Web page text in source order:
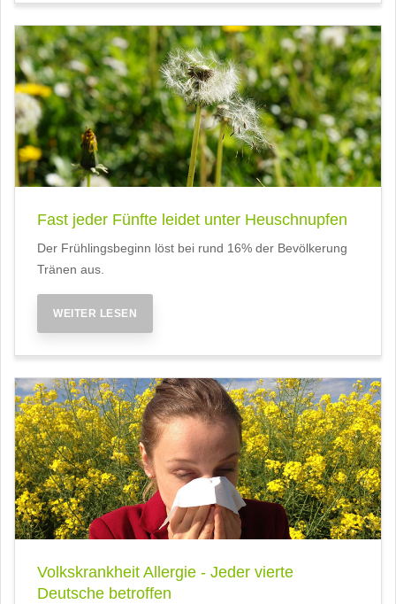
Fast jeder Fünfte leidet unter Heuschnupfen
Der Frühlingsbeginn löst bei rund 16% der Bevölkerung
Tränen aus.
WEITER LESEN
Volkskrankheit Allergie - Jeder vierte
Deutsche betroffen